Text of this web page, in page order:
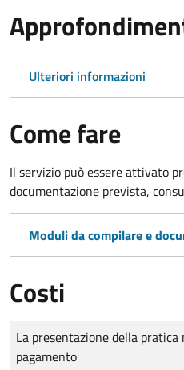
Ulteriori informazioni
Come fare
Il servizio può essere attivato
documentazione prevista,
Moduli da compilare e
Costi
Tipo di pagamento
Importo
La presentazione della pratica
pagamento